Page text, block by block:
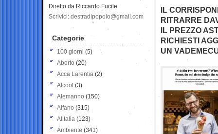
IL
RITRARRE
IL PREZZO
RICHIESTI
UN
Diretto da Riccardo Fucile
Scrivici: destradipopolo@gmail.com
Categorie
100 giorni (5)
Aborto (20)
Acca Larentia (2)
Alcool (3)
Alemanno (150)
Alfano (315)
Alitalia (123)
Ambiente (341)